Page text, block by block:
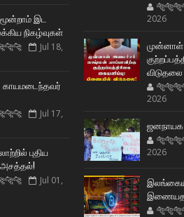
இட
நிகழ்வுகள்
Jul 18,
காயமடைந்தவர்
Jul 17,
புதிய
அசத்தல்!
Jul 01,
2026
முன்னாள்
விடுதலை
2026
ஜனநாயக
2026